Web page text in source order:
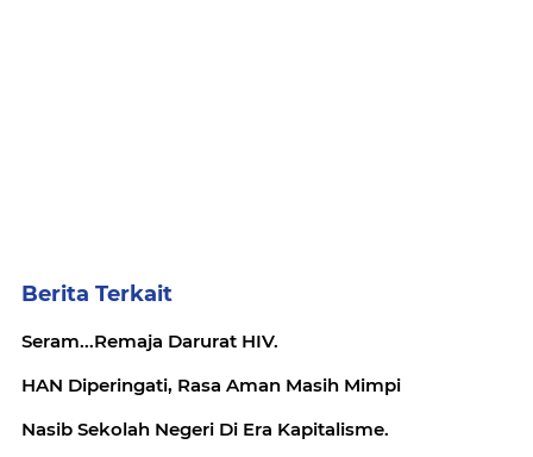
Berita Terkait
Seram...Remaja Darurat HIV.
HAN Diperingati, Rasa Aman Masih Mimpi
Nasib Sekolah Negeri Di Era Kapitalisme.